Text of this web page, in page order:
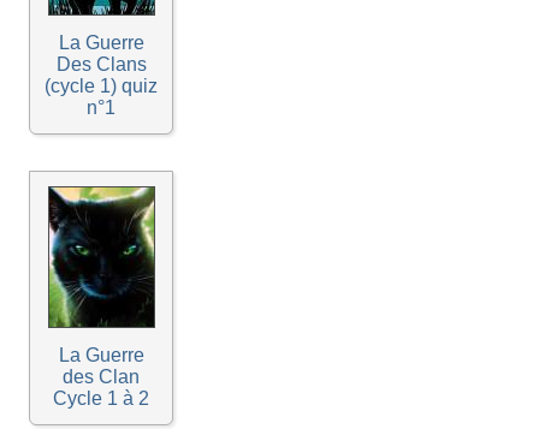
La Guerre
Des Clans
(cycle 1) quiz
n°1
La Guerre
des Clan
Cycle 1 à 2